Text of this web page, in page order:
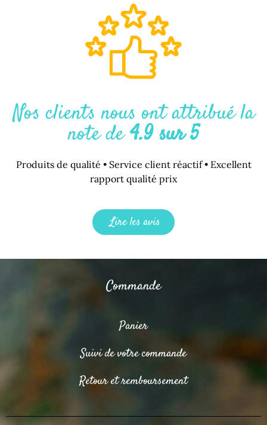
Nos clients nous ont attribué la
note de4.9 sur 5
Produits de qualité • Service client réactif • Excellent
rapport qualité prix
Lire les avis
Commande
Panier
Suivi de votre commande
Retour et remboursement